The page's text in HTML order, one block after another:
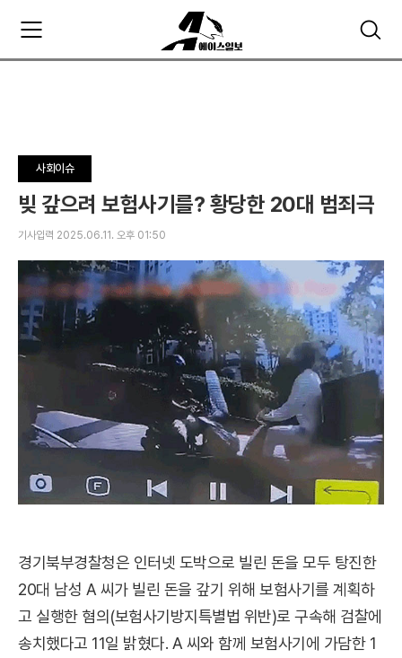
검
색
주
요
펼
치
기
사회이슈
빚 갚으려 보험사기를? 황당한 20대 범죄극
기사입력 2025.06.11. 오후 01:50
경기북부경찰청은 인터넷 도박으로 빌린 돈을 모두 탕진한
20대 남성 A 씨가 빌린 돈을 갚기 위해 보험사기를 계획하
고 실행한 혐의(보험사기방지특별법 위반)로 구속해 검찰에
송치했다고 11일 밝혔다. A 씨와 함께 보험사기에 가담한 1